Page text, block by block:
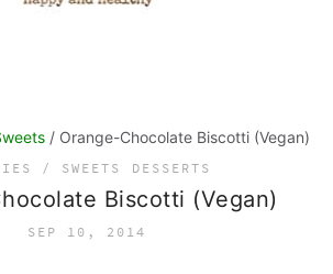
/ Orange-Chocolate Biscotti (Vegan)
/ SWEETS DESSERTS
Biscotti (Vegan)
SEP 10, 2014